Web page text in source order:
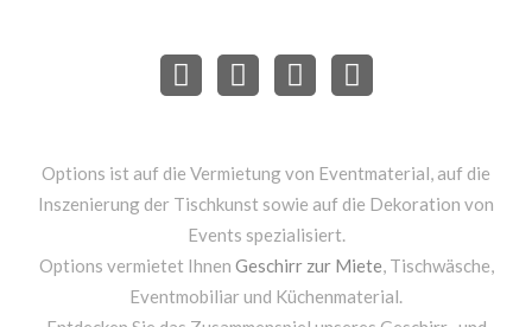
Options ist auf die Vermietung von Eventmaterial, auf die
Inszenierung der Tischkunst sowie auf die Dekoration von
Events spezialisiert.
Options vermietet Ihnen Geschirr zur Miete, Tischwäsche,
Eventmobiliar und Küchenmaterial.